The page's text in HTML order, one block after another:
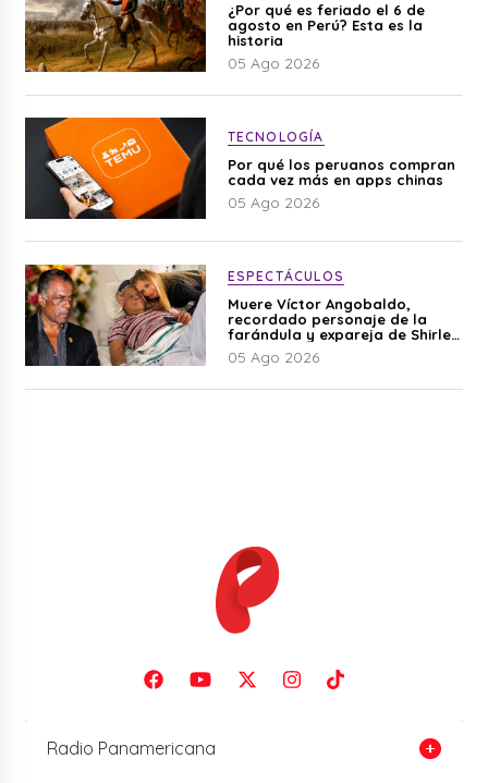
¿Por qué es feriado el 6 de
agosto en Perú? Esta es la
historia
05 Ago 2026
TECNOLOGÍA
Por qué los peruanos compran
cada vez más en apps chinas
05 Ago 2026
ESPECTÁCULOS
Muere Víctor Angobaldo,
recordado personaje de la
farándula y expareja de Shirley
Cherres
05 Ago 2026
Radio Panamericana